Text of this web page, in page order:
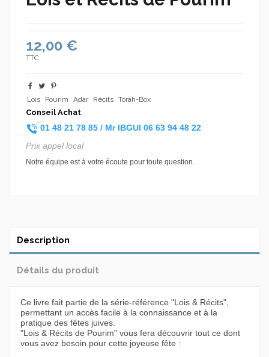
12,00 €
TTC
Lois Pourim Adar Récits Torah-Box
Conseil Achat
01 48 21 78 85 / Mr IBGUI 06 63 94 48 22
Prix appel local
Notre équipe est à votre écoute pour toute question.
Description
Détails du produit
Ce livre fait partie de la série-référence "Lois & Récits",
permettant un accès facile à la connaissance et à la
pratique des fêtes juives.
"Lois & Récits de Pourim" vous fera découvrir tout ce dont
vous avez besoin pour cette joyeuse fête :